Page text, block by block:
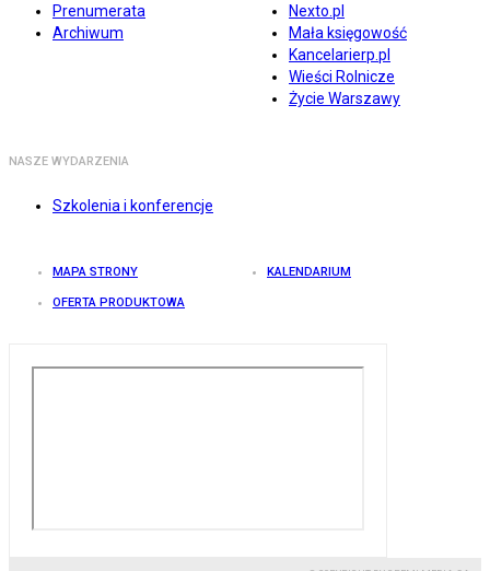
Prenumerata
Archiwum
Nexto.pl
Mała księgowość
Kancelarierp.pl
Wieści Rolnicze
Życie Warszawy
NASZE WYDARZENIA
Szkolenia i konferencje
MAPA STRONY KALENDARIUM
OFERTA PRODUKTOWA